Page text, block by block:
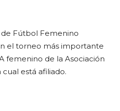
Fútbol Femenino
el torneo más importante
femenino de la Asociación
está afiliado.